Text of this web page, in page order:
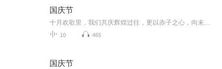
国庆节
10 465
国庆节